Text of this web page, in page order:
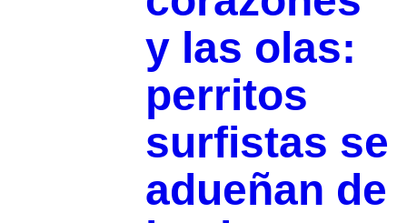
y las olas:
perritos
surfistas se
adueñan de